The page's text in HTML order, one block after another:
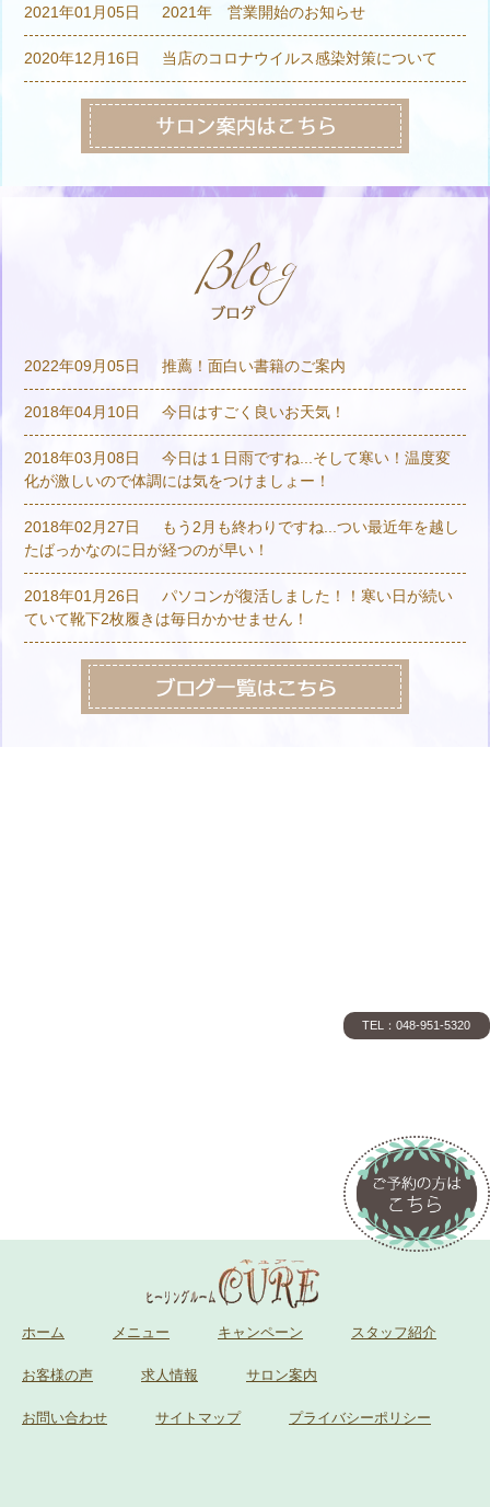
TEL：048-951-5320
2021年01月05日 2021年 営業開始のお知らせ
2020年12月16日 当店のコロナウイルス感染対策について
2022年09月05日 推薦！面白い書籍のご案内
2018年04月10日 今日はすごく良いお天気！
2018年03月08日
今日は１日雨ですね...そして寒い！温度変
化が激しいので体調には気をつけましょー！
2018年02月27日
もう2月も終わりですね...つい最近年を越し
たばっかなのに日が経つのが早い！
2018年01月26日
パソコンが復活しました！！寒い日が続い
ていて靴下2枚履きは毎日かかせません！
ホーム メニュー キャンペーン スタッフ紹介
お客様の声 求人情報 サロン案内
お問い合わせ サイトマップ プライバシーポリシー